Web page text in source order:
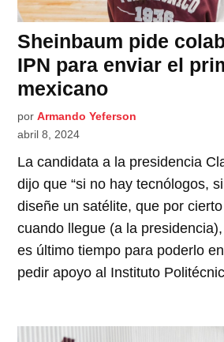
Sheinbaum pide
IPN para enviar el
mexicano
por Armando Yeferson
abril 8, 2024
La candidata a la presidencia
dijo que “si no hay tecnólogos,
diseñe un satélite, que por
cuando llegue (a la
es último tiempo para poderlo
pedir apoyo al Instituto